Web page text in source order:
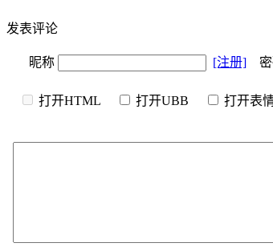
发表评论
昵称 [注册] 密
打开HTML 打开UBB 打开表